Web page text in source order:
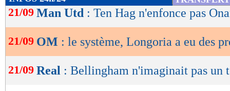
avec, sincèrement, l'objectif de le transformer
Lu 24.224 fois- Damien Da
de
OK
21/09 Man Utd : Ten Hag n'enfonce pas
21/09 OM : le système, Longoria a eu des
21/09 Real : Bellingham n'imaginait pas un